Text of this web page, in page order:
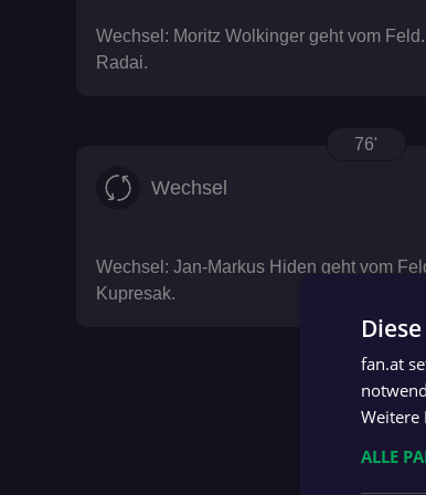
Wechsel: Moritz Wolkinger geht vom
Radai.
76'
Wechsel
Wechsel: Jan-Markus Hiden geht vom
Kupresak.
fan.at
Weitere
ALLE